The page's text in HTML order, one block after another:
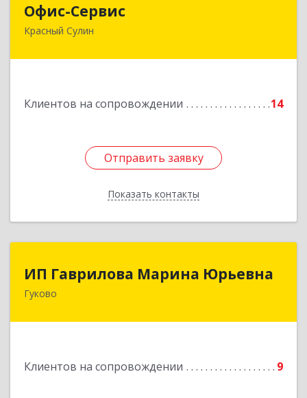
Офис-Сервис
Красный Сулин
Клиентов на сопровождении 14
Отправить заявку
Показать контакты
346350, Ростовская обл, р-н Красносулинский,
Отправить заявку
Назад
ИП Гаврилова Марина Юрьевна
Гуково
Клиентов на сопровождении 9